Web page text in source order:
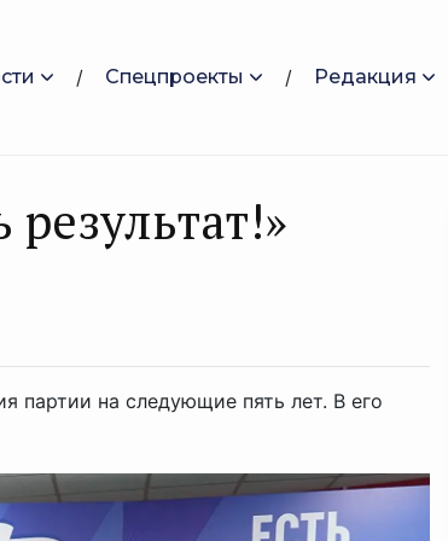
Спецпроекты Редакция
партии на следующие пять лет. В его